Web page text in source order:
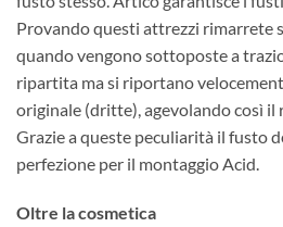
Provando questi attrezzi rimarrete
quando vengono sottoposte a
ripartita ma si riportano
originale (dritte), agevolando così il
Grazie a queste peculiarità il fusto
perfezione per il montaggio Acid.
Oltre la cosmetica